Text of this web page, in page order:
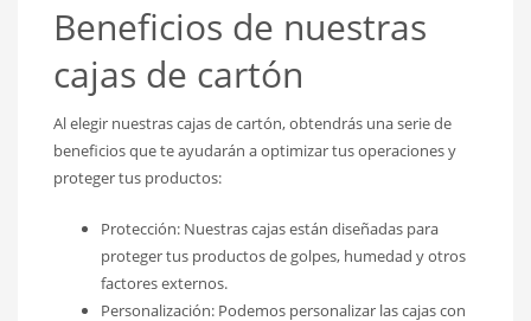
Beneficios de nuestras
cajas de cartón
Al elegir nuestras cajas de cartón, obtendrás una serie de
beneficios que te ayudarán a optimizar tus operaciones y
proteger tus productos:
Protección: Nuestras cajas están diseñadas para
proteger tus productos de golpes, humedad y otros
factores externos.
Personalización: Podemos personalizar las cajas con